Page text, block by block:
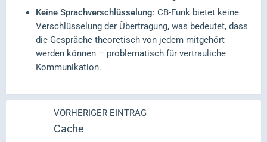
Keine Sprachverschlüsselung: CB-Funk bietet keine
Verschlüsselung der Übertragung, was bedeutet, dass
die Gespräche theoretisch von jedem mitgehört
werden können – problematisch für vertrauliche
Kommunikation.
VORHERIGER EINTRAG
Cache